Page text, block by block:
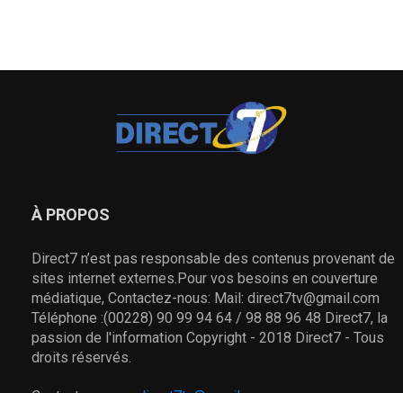
À PROPOS
Direct7 n’est pas responsable des contenus provenant de
sites internet externes.Pour vos besoins en couverture
médiatique, Contactez-nous: Mail: direct7tv@gmail.com
Téléphone :(00228) 90 99 94 64 / 98 88 96 48 Direct7, la
passion de l'information Copyright - 2018 Direct7 - Tous
droits réservés.